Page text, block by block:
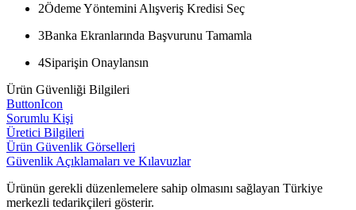
2Ödeme Yöntemini Alışveriş Kredisi Seç
3Banka Ekranlarında Başvurunu Tamamla
4Siparişin Onaylansın
Ürün Güvenliği Bilgileri
ButtonIcon
Sorumlu Kişi
Üretici Bilgileri
Ürün Güvenlik Görselleri
Güvenlik Açıklamaları ve Kılavuzlar
Ürünün gerekli düzenlemelere sahip olmasını sağlayan Türkiye
merkezli tedarikçileri gösterir.